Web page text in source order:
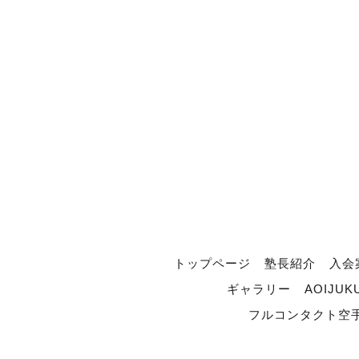
トップページ 塾長紹介
入
ギャラリー
フルコンタクト空